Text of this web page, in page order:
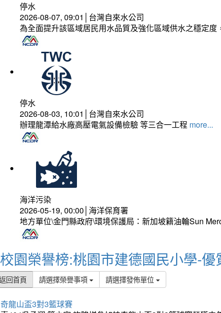
停水
2026-08-07, 09:01│台灣自來水公司
為全面提升該區域居民用水品質及強化區域供水之穩定
停水
2026-08-03, 10:01│台灣自來水公司
辦理龍潭給水廠高壓電氣設備檢驗 等三合一工程 more...
海洋污染
2026-05-19, 00:00│海洋保育署
地方單位\金門縣政府\環境保護局：新加坡籍油輪Sun
校園榮譽榜:桃園市建德國民小學-優
回首頁 請選擇榮譽事項 請選擇發佈單位
龍山盃3對3籃球賽